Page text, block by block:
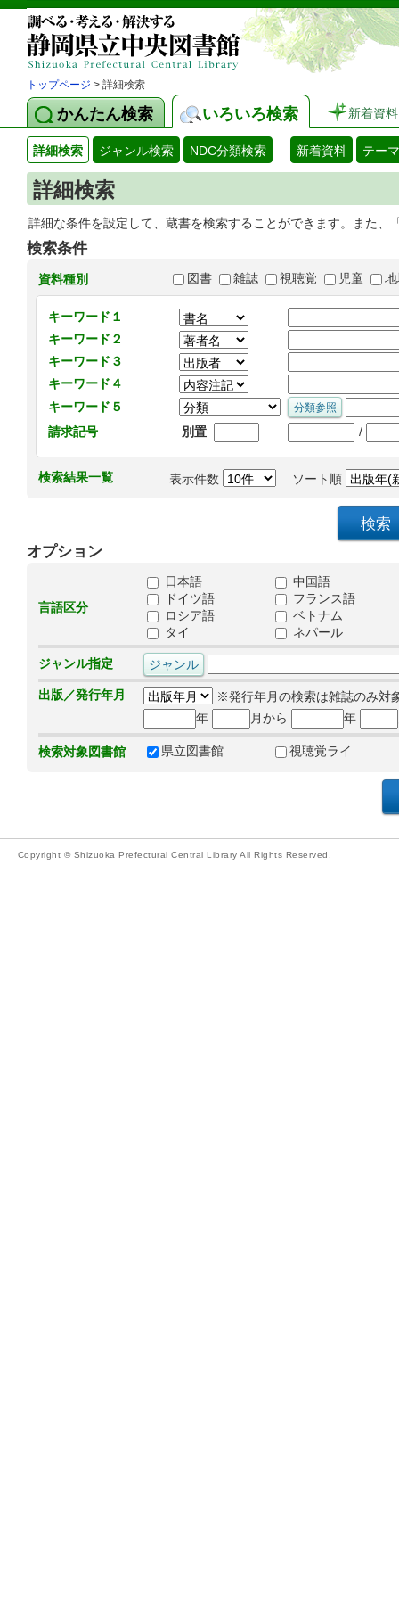
トップページ > 詳細検索
かんたん検索 いろいろ検索 新着資料
詳細検索 ジャンル検索 NDC分類検索 新着資料 テー
詳細検索
詳細な条件を設定して、蔵書を検索することができます。また
検索条件
資料種別 図書 雑誌 視聴覚 児童
キーワード１
キーワード２
キーワード３
キーワード４
キーワード５
請求記号
別置 /
検索結果一覧 表示件数 ソート順
オプション
言語区分
日本語
中国語
ドイツ語
フランス語
ロシア語
ベトナム
タイ
ネパール
ジャンル指定
出版／発行年月
※発行年月の検索は雑誌のみ対
年
月から 年
検索対象図書館 県立図書館 視聴覚ライ
Copyright © Shizuoka Prefectural Central Library All Rights Reserved.